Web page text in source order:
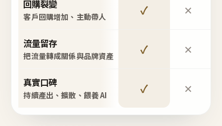
回購裂變
客戶回購增加、主動帶人 ✓ ✕
流量留存
把流量轉成關係與品牌資產 ✓ ✕
真實口碑
持續產出、擴散、餵養 AI ✓ ✕